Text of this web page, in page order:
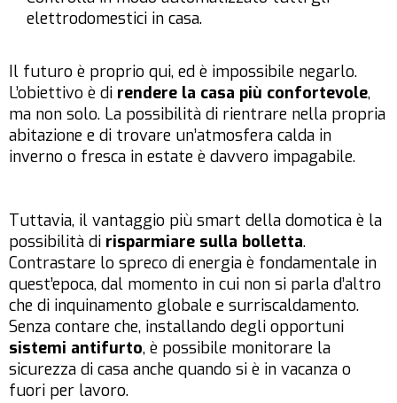
elettrodomestici in casa.
Il futuro è proprio qui, ed è impossibile negarlo.
L’obiettivo è di rendere la casa più confortevole,
ma non solo. La possibilità di rientrare nella propria
abitazione e di trovare un’atmosfera calda in
inverno o fresca in estate è davvero impagabile.
Tuttavia, il vantaggio più smart della domotica è la
possibilità di risparmiare sulla bolletta.
Contrastare lo spreco di energia è fondamentale in
quest’epoca, dal momento in cui non si parla d’altro
che di inquinamento globale e surriscaldamento.
Senza contare che, installando degli opportuni
sistemi antifurto, è possibile monitorare la
sicurezza di casa anche quando si è in vacanza o
fuori per lavoro.